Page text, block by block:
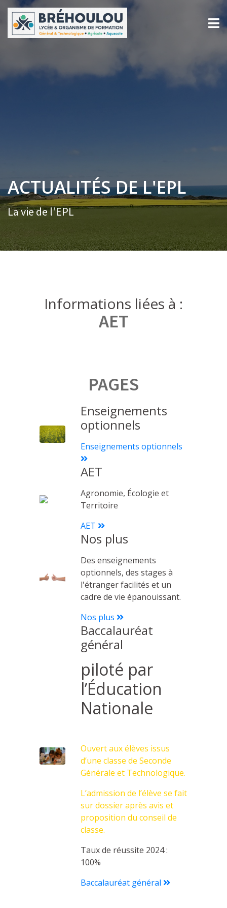
ACTUALITÉS DE L'EPL
La vie de l'EPL
Informations liées à :
AET
PAGES
Enseignements
optionnels
Enseignements optionnels
AET
Agronomie, Écologie et
Territoire
AET
Nos plus
Des enseignements
optionnels, des stages à
l'étranger facilités et un
cadre de vie épanouissant.
Nos plus
Baccalauréat
général
piloté par
l’Éducation
Nationale
Ouvert aux élèves issus
d’une classe de Seconde
Générale et Technologique.
L’admission de l’élève se fait
sur dossier après avis et
proposition du conseil de
classe.
Taux de réussite 2024 :
100%
Baccalauréat général